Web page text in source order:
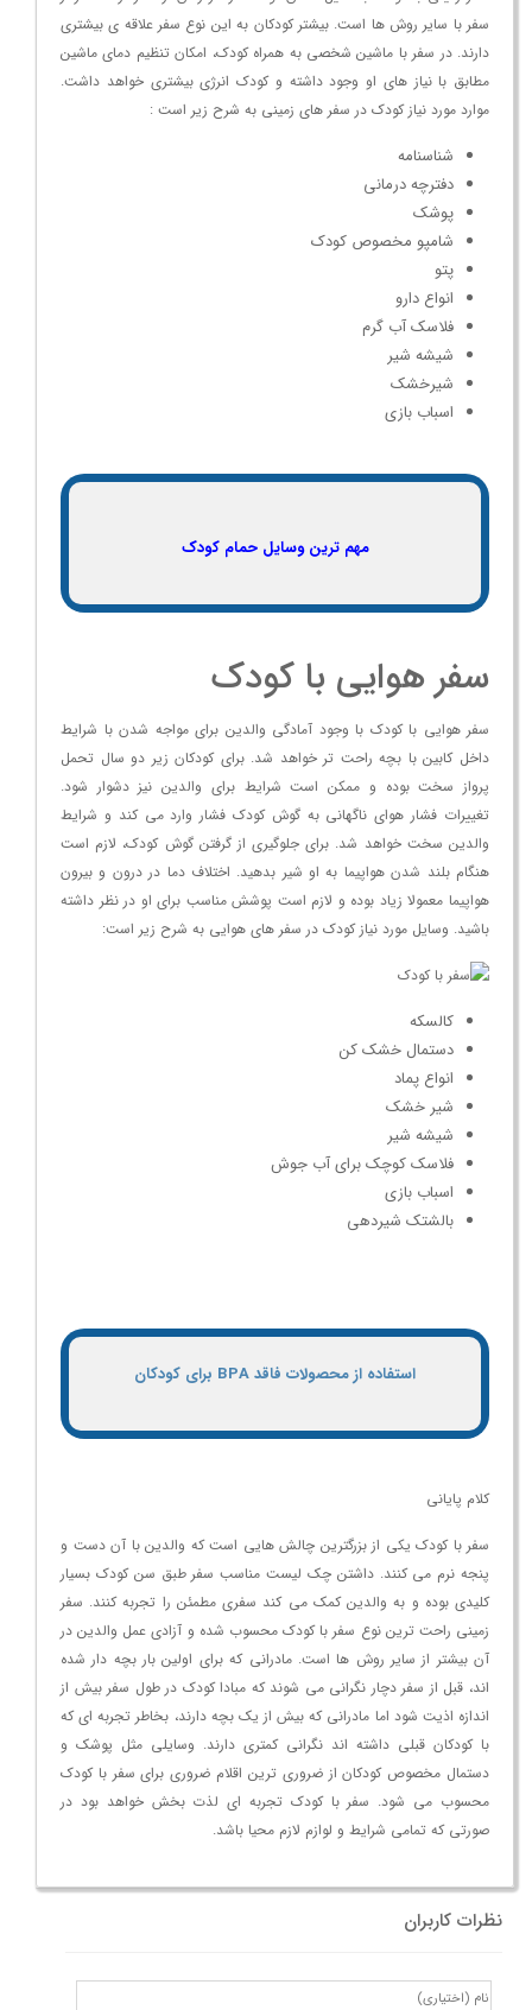
سفر با سایر روش ها است. بیشتر کودکان به این نوع سفر علاقه ی بیشتری
دارند. در سفر با ماشین شخصی به همراه کودک، امکان تنظیم دمای ماشین
مطابق با نیاز های او وجود داشته و کودک انرژی بیشتری خواهد داشت.
موارد مورد نیاز کودک در سفر های زمینی به شرح زیر است :
شناسنامه
دفترچه درمانی
پوشک
شامپو مخصوص کودک
پتو
انواع دارو
فلاسک آب گرم
شیشه شیر
شیرخشک
اسباب بازی
مهم ترین وسایل حمام کودک
سفر هوایی با کودک
سفر هوایی با کودک با وجود آمادگی والدین برای مواجه شدن با شرایط
داخل کابین با بچه راحت تر خواهد شد. برای کودکان زیر دو سال تحمل
پرواز سخت بوده و ممکن است شرایط برای والدین نیز دشوار شود.
تغییرات فشار هوای ناگهانی به گوش کودک فشار وارد می کند و شرایط
والدین سخت خواهد شد. برای جلوگیری از گرفتن گوش کودک، لازم است
هنگام بلند شدن هواپیما به او شیر بدهید. اختلاف دما در درون و بیرون
هواپیما معمولا زیاد بوده و لازم است پوشش مناسب برای او در نظر داشته
باشید. وسایل مورد نیاز کودک در سفر های هوایی به شرح زیر است:
کالسکه
دستمال خشک کن
انواع پماد
شیر خشک
شیشه شیر
فلاسک کوچک برای آب جوش
اسباب بازی
بالشتک شیردهی
استفاده از محصولات فاقد BPA برای کودکان
کلام پایانی
سفر با کودک یکی از بزرگترین چالش هایی است که والدین با آن دست و
پنجه نرم می کنند. داشتن چک لیست مناسب سفر طبق سن کودک بسیار
کلیدی بوده و به والدین کمک می کند سفری مطمئن را تجربه کنند. سفر
زمینی راحت ترین نوع سفر با کودک محسوب شده و آزادی عمل والدین در
آن بیشتر از سایر روش ها است. مادرانی که برای اولین بار بچه دار شده
اند، قبل از سفر دچار نگرانی می شوند که مبادا کودک در طول سفر بیش از
اندازه اذیت شود اما مادرانی که بیش از یک بچه دارند، بخاطر تجربه ای که
با کودکان قبلی داشته اند نگرانی کمتری دارند. وسایلی مثل پوشک و
دستمال مخصوص کودکان از ضروری ترین اقلام ضروری برای سفر با کودک
محسوب می شود. سفر با کودک تجربه ای لذت بخش خواهد بود در
صورتی که تمامی شرایط و لوازم لازم محیا باشد.
نظرات کاربران